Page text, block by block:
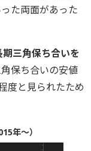
た両面があった
期三角保ち合いを
保ち合いの安値
度と見られたため
年～）